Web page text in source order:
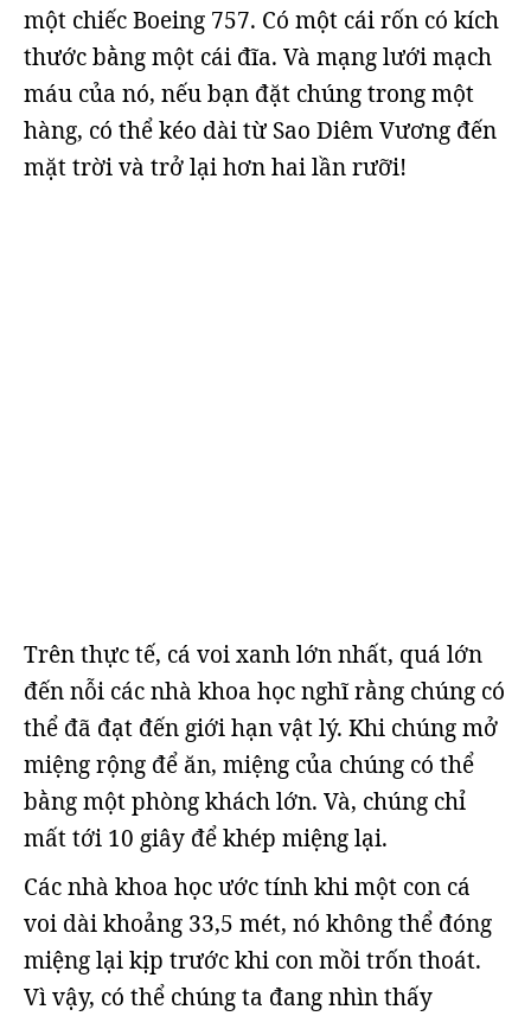
một chiếc Boeing 757. Có một cái rốn có kích
thước bằng một cái đĩa. Và mạng lưới mạch
máu của nó, nếu bạn đặt chúng trong một
hàng, có thể kéo dài từ Sao Diêm Vương đến
mặt trời và trở lại hơn hai lần rưỡi!
Trên thực tế, cá voi xanh lớn nhất, quá lớn
đến nỗi các nhà khoa học nghĩ rằng chúng có
thể đã đạt đến giới hạn vật lý. Khi chúng mở
miệng rộng để ăn, miệng của chúng có thể
bằng một phòng khách lớn. Và, chúng chỉ
mất tới 10 giây để khép miệng lại.
Các nhà khoa học ước tính khi một con cá
voi dài khoảng 33,5 mét, nó không thể đóng
miệng lại kịp trước khi con mồi trốn thoát.
Vì vậy, có thể chúng ta đang nhìn thấy